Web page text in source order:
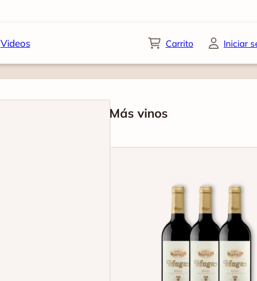
Videos Carrito Iniciar
Más vinos